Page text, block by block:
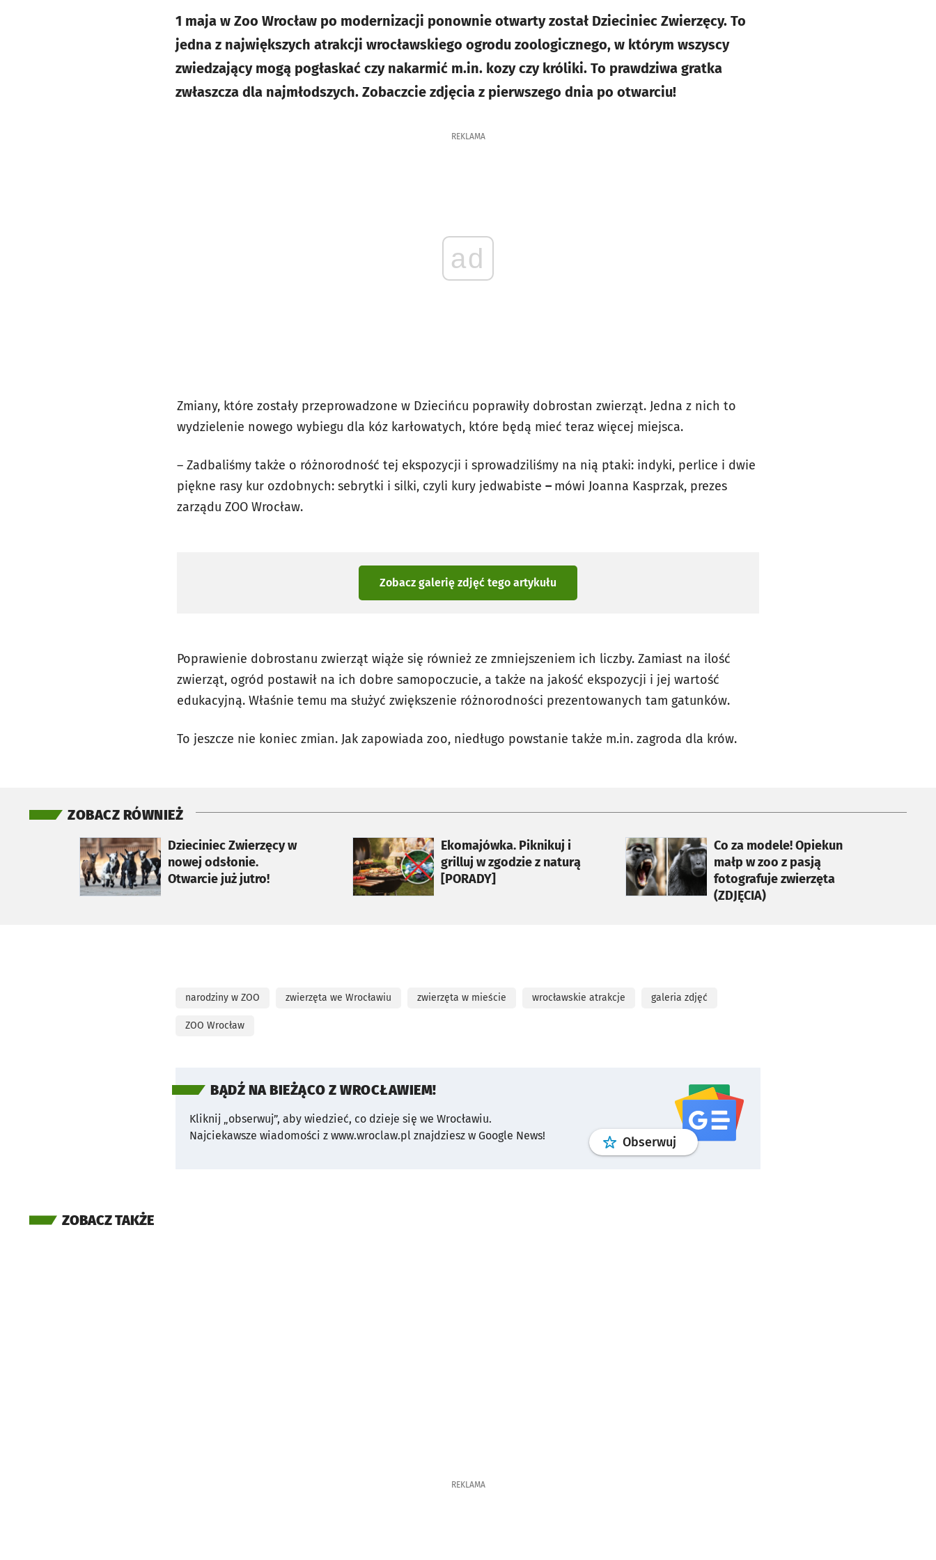
1 maja w Zoo Wrocław po modernizacji ponownie otwarty został Dzieciniec Zwierzęcy. To
jedna z największych atrakcji wrocławskiego ogrodu zoologicznego, w którym wszyscy
zwiedzający mogą pogłaskać czy nakarmić m.in. kozy czy króliki. To prawdziwa gratka
zwłaszcza dla najmłodszych. Zobaczcie zdjęcia z pierwszego dnia po otwarciu!
REKLAMA
ad
Zmiany, które zostały przeprowadzone w Dziecińcu poprawiły dobrostan zwierząt. Jedna z nich to
wydzielenie nowego wybiegu dla kóz karłowatych, które będą mieć teraz więcej miejsca.
– Zadbaliśmy także o różnorodność tej ekspozycji i sprowadziliśmy na nią ptaki: indyki, perlice i dwie
piękne rasy kur ozdobnych: sebrytki i silki, czyli kury jedwabiste – mówi Joanna Kasprzak, prezes
zarządu ZOO Wrocław.
Zobacz galerię zdjęć tego artykułu
Poprawienie dobrostanu zwierząt wiąże się również ze zmniejszeniem ich liczby. Zamiast na ilość
zwierząt, ogród postawił na ich dobre samopoczucie, a także na jakość ekspozycji i jej wartość
edukacyjną. Właśnie temu ma służyć zwiększenie różnorodności prezentowanych tam gatunków.
To jeszcze nie koniec zmian. Jak zapowiada zoo, niedługo powstanie także m.in. zagroda dla krów.
ZOBACZ RÓWNIEŻ
Dzieciniec Zwierzęcy w
nowej odsłonie.
Otwarcie już jutro!
otworzy się w nowej karcie
Ekomajówka. Piknikuj i
grilluj w zgodzie z naturą
[PORADY]
otworzy się w nowej karcie
Co za modele! Opiekun
małp w zoo z pasją
fotografuje zwierzęta
(ZDJĘCIA)
otworzy się w nowej karcie
narodziny w ZOO zwierzęta we Wrocławiu zwierzęta w mieście wrocławskie atrakcje galeria zdjęć
ZOO Wrocław
BĄDŹ NA BIEŻĄCO Z WROCŁAWIEM!
Kliknij „obserwuj”, aby wiedzieć, co dzieje się we Wrocławiu.
Najciekawsze wiadomości z www.wroclaw.pl znajdziesz w Google News!
Obserwuj profilgoogle news
ZOBACZ TAKŻE
REKLAMA